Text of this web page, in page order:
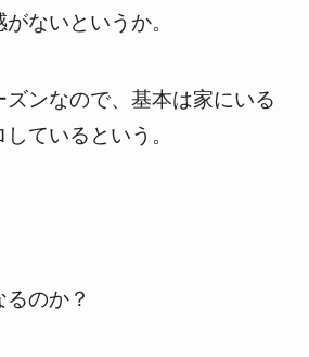
ないというか。
ンなので、基本は家にいる
ているという。
のか？